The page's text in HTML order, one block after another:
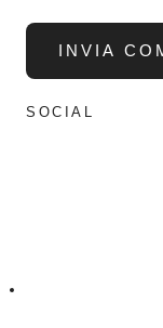
SOCIAL